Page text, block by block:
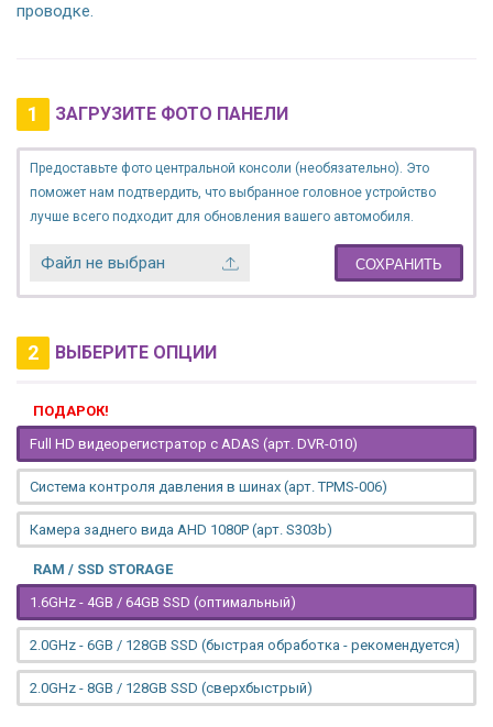
проводке.
1 ЗАГРУЗИТЕ ФОТО ПАНЕЛИ
Предоставьте фото центральной консоли (необязательно). Это
поможет нам подтвердить, что выбранное головное устройство
лучше всего подходит для обновления вашего автомобиля.
Файл не выбран СОХРАНИТЬ
2 ВЫБЕРИТЕ ОПЦИИ
ПОДАРОК!
Full HD видеорегистратор с ADAS (арт. DVR-010)
Система контроля давления в шинах (арт. TPMS-006)
Камера заднего вида AHD 1080P (арт. S303b)
RAM / SSD STORAGE
1.6GHz - 4GB / 64GB SSD (оптимальный)
2.0GHz - 6GB / 128GB SSD (быстрая обработка - рекомендуется)
2.0GHz - 8GB / 128GB SSD (сверхбыстрый)